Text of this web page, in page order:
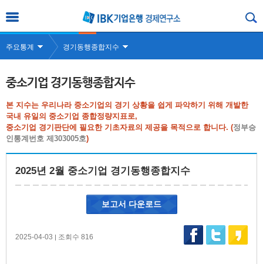
주요통계 경기동행종합지수
중소기업 경기동행종합지수
본 지수는 우리나라 중소기업의 경기 상황을 쉽게 파악하기 위해 개발한
국내 유일의 중소기업 종합정량지표로,
중소기업 경기판단에 필요한 기초자료의 제공을 목적으로 합니다. (정부승
인통계번호 제303005호)
2025년 2월 중소기업 경기동행종합지수
2025-04-03 | 조회수 816
보고서 다운로드